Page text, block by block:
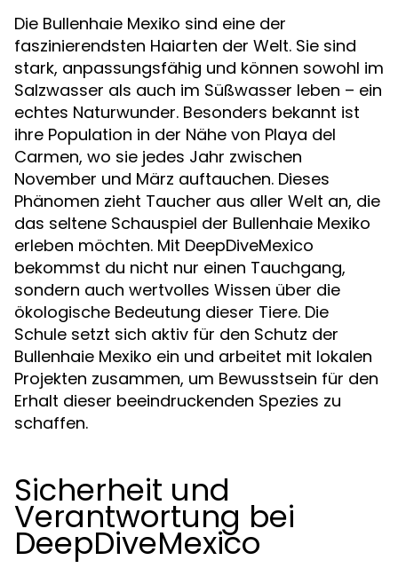
Die Bullenhaie Mexiko sind eine der
faszinierendsten Haiarten der Welt. Sie sind
stark, anpassungsfähig und können sowohl im
Salzwasser als auch im Süßwasser leben – ein
echtes Naturwunder. Besonders bekannt ist
ihre Population in der Nähe von Playa del
Carmen, wo sie jedes Jahr zwischen
November und März auftauchen. Dieses
Phänomen zieht Taucher aus aller Welt an, die
das seltene Schauspiel der Bullenhaie Mexiko
erleben möchten. Mit DeepDiveMexico
bekommst du nicht nur einen Tauchgang,
sondern auch wertvolles Wissen über die
ökologische Bedeutung dieser Tiere. Die
Schule setzt sich aktiv für den Schutz der
Bullenhaie Mexiko ein und arbeitet mit lokalen
Projekten zusammen, um Bewusstsein für den
Erhalt dieser beeindruckenden Spezies zu
schaffen.
Sicherheit und
Verantwortung bei
DeepDiveMexico